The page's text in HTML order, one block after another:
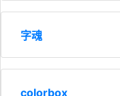
字魂
colorbox